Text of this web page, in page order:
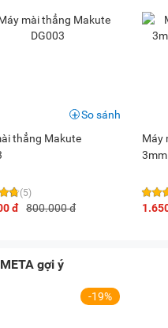
thẳng Makute
(5)
đ 800.000 đ
So sánh
Máy
META gợi ý
-19%